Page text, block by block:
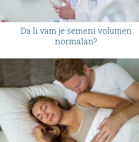
Da li vam je semeni volumen
normalan?